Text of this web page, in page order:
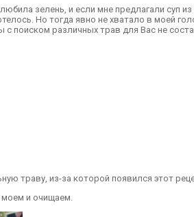
зелень, и если мне предлагали суп
Но тогда явно не хватало в
поиском различных трав для Вас не
траву, из-за которой появился этот
и очищаем.